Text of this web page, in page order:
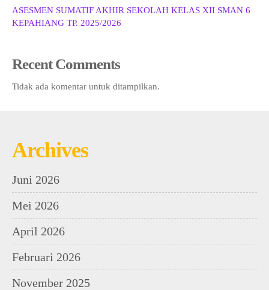
ASESMEN SUMATIF AKHIR SEKOLAH KELAS XII SMAN 6
KEPAHIANG TP. 2025/2026
Recent Comments
Tidak ada komentar untuk ditampilkan.
Archives
Juni 2026
Mei 2026
April 2026
Februari 2026
November 2025